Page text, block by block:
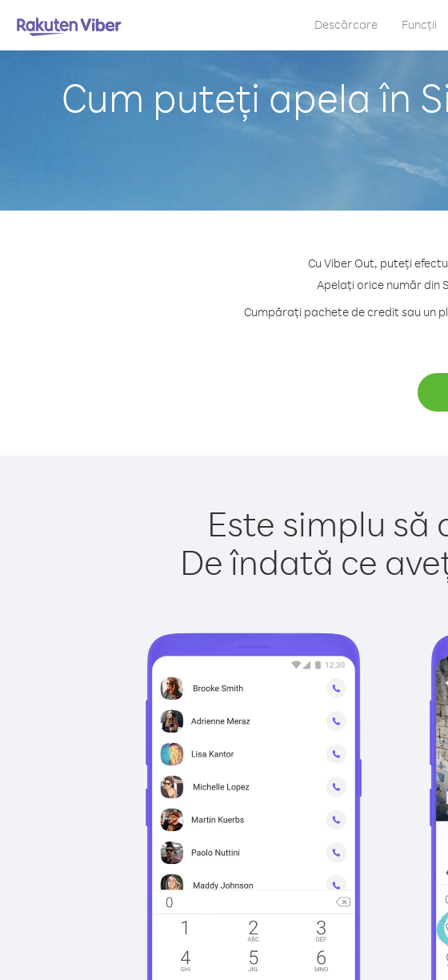
Descărcare Funcții
Cum puteți apela în
Cu Viber Out, puteți
Apelați orice număr din
Cumpărați pachete de credit sau un
Este simplu să
De îndată ce